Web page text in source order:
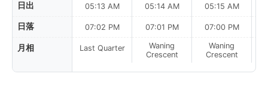
日出
日落
月相
05:13 AM
07:02 PM
Last Quarter
05:14 AM
07:01 PM
Waning
Crescent
05:15 AM
07:00 PM
Waning
Crescent